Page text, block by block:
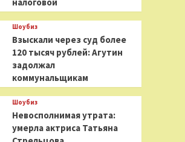
Шоубиз
Взыскали через суд более
120 тысяч рублей: Агутин
задолжал
коммунальщикам
Шоубиз
Невосполнимая утрата:
умерла актриса Татьяна